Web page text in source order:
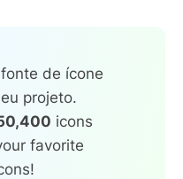
de ícone
projeto.
icons
favorite